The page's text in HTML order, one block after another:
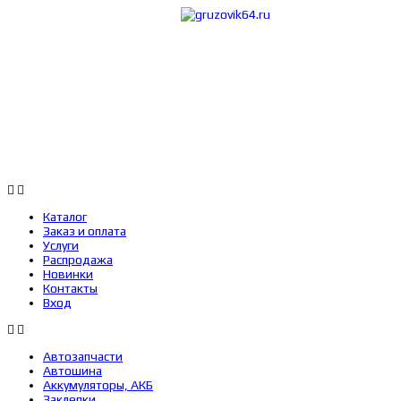
Каталог
Заказ и оплата
Услуги
Распродажа
Новинки
Контакты
Вход
Автозапчасти
Автошина
Аккумуляторы, АКБ